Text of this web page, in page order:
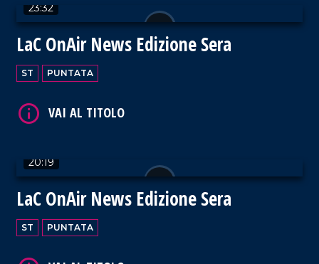
23:32
LaC OnAir News Edizione Sera
ST PUNTATA
20:19
LaC OnAir News Edizione Sera
ST PUNTATA
VAI AL TITOLO
VAI AL TITOLO